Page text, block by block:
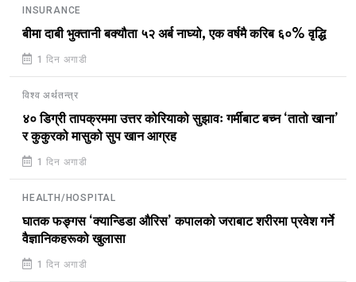
INSURANCE
बीमा दाबी भुक्तानी बक्यौता ५२ अर्ब नाघ्यो, एक वर्षमै करिब ६०% वृद्धि
1 दिन अगाडी
विश्व अर्थतन्त्र
४० डिग्री तापक्रममा उत्तर कोरियाको सुझावः गर्मीबाट बच्न ‘तातो खाना’
र कुकुरको मासुको सुप खान आग्रह
1 दिन अगाडी
HEALTH/HOSPITAL
घातक फङ्गस ‘क्यान्डिडा औरिस’ कपालको जराबाट शरीरमा प्रवेश गर्ने
वैज्ञानिकहरूको खुलासा
1 दिन अगाडी